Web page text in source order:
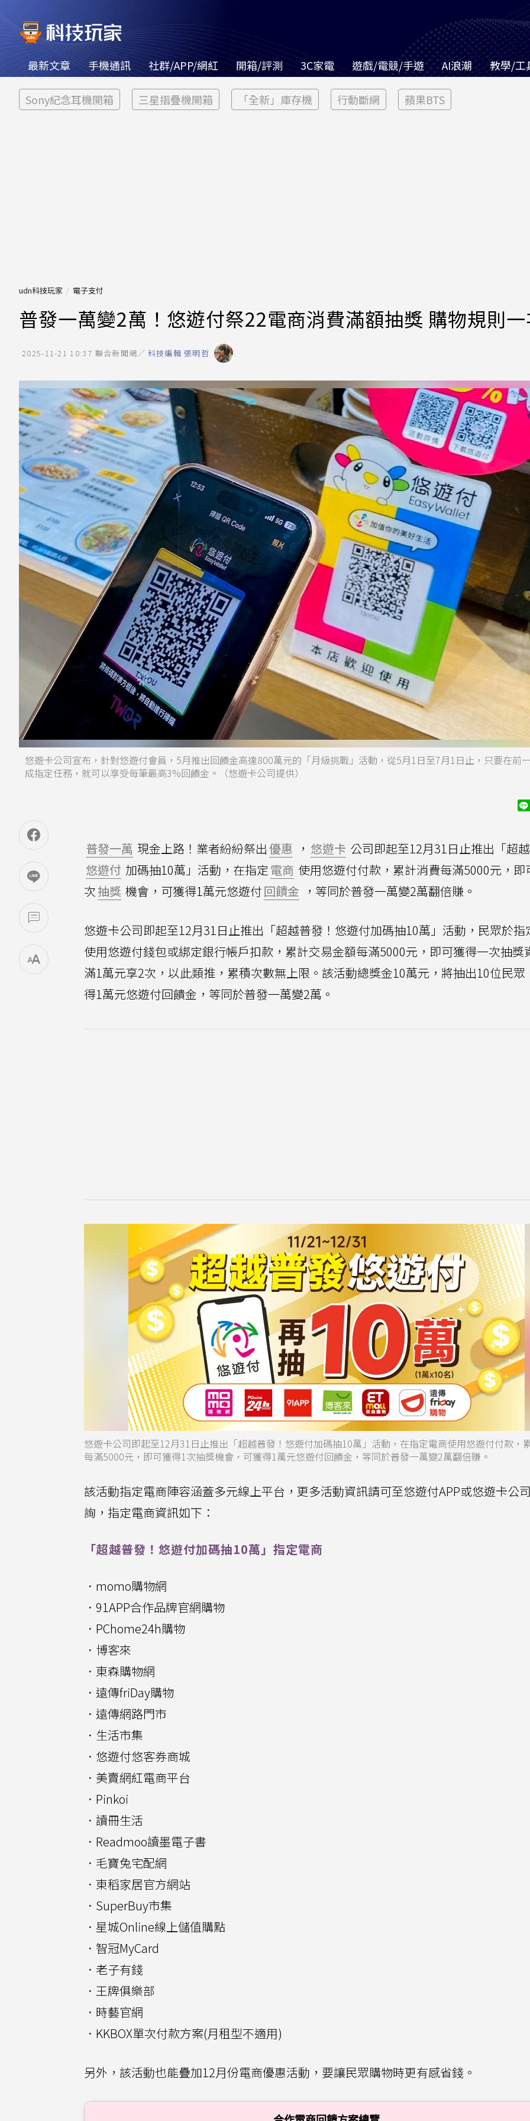
最新文章 手機通訊 社群/APP/網紅 開箱/評測 3C家電 遊戲/電競/手遊 AI浪潮 教學/工
Sony紀念耳機開箱 三星摺疊機開箱 「全新」庫存機 行動斷網 蘋果BTS
udn科技玩家 電子支付
普發一萬變2萬！悠遊付祭22電商消費滿額抽獎 購物規則
2025-11-21 10:37 聯合新聞網／ 科技編輯 張明哲
悠遊卡公司宣布，針對悠遊付會員，5月推出回饋金高達800萬元的「月級挑戰」活動，從5月1日至7月1日止，只要在前
成指定任務，就可以享受每筆最高3%回饋金。（悠遊卡公司提供）
普發一萬 現金上路！業者紛紛祭出優惠 ， 悠遊卡 公司即起至12月31日止推出「超
悠遊付 加碼抽10萬」活動，在指定 電商 使用悠遊付付款，累計消費每滿5000元，即
次抽獎 機會，可獲得1萬元悠遊付回饋金 ，等同於普發一萬變2萬翻倍賺。
悠遊卡公司即起至12月31日止推出「超越普發！悠遊付加碼抽10萬」活動，民眾於指
使用悠遊付錢包或綁定銀行帳戶扣款，累計交易金額每滿5000元，即可獲得一次抽獎
滿1萬元享2次，以此類推，累積次數無上限。該活動總獎金10萬元，將抽出10位民眾
得1萬元悠遊付回饋金，等同於普發一萬變2萬。
悠遊卡公司即起至12月31日止推出「超越普發！悠遊付加碼抽10萬」活動，在指定電商使用悠遊付付款，
每滿5000元，即可獲得1次抽獎機會，可獲得1萬元悠遊付回饋金，等同於普發一萬變2萬翻倍賺。
該活動指定電商陣容涵蓋多元線上平台，更多活動資訊請可至悠遊付APP或悠遊卡公
詢，指定電商資訊如下：
「超越普發！悠遊付加碼抽10萬」指定電商
．momo購物網
．91APP合作品牌官網購物
．PChome24h購物
．博客來
．東森購物網
．遠傳friDay購物
．遠傳網路門市
．生活市集
．悠遊付悠客券商城
．美賣網紅電商平台
．Pinkoi
．讀冊生活
．Readmoo讀墨電子書
．毛寶兔宅配網
．東稻家居官方網站
．SuperBuy市集
．星城Online線上儲值購點
．智冠MyCard
．老子有錢
．王牌俱樂部
．時藝官網
．KKBOX單次付款方案(月租型不適用)
另外，該活動也能疊加12月份電商優惠活動，要讓民眾購物時更有感省錢。